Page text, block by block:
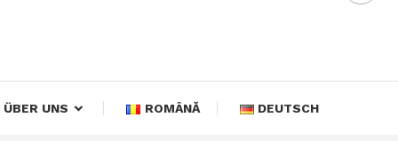
ÜBER UNS ROMÂNĂ DEUTSCH